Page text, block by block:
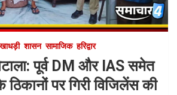
शासन सामाजिक हरिद्वार
पूर्व DM और IAS समेत
पर गिरी विजिलेंस की